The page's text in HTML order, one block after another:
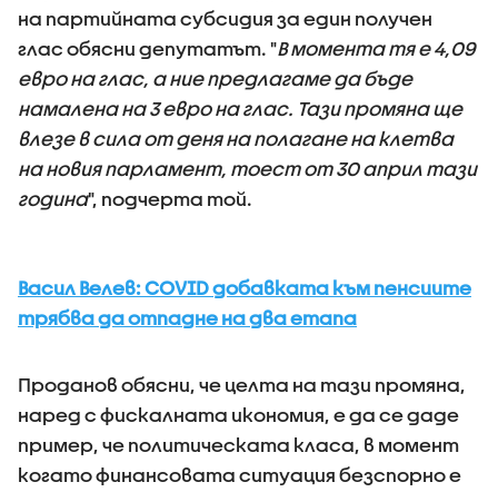
на партийната субсидия за един получен
глас обясни депутатът. "В момента тя е 4,09
евро на глас, а ние предлагаме да бъде
намалена на 3 евро на глас. Тази промяна ще
влезе в сила от деня на полагане на клетва
на новия парламент, тоест от 30 април тази
година", подчерта той.
Васил Велев: COVID добавката към пенсиите
трябва да отпадне на два етапа
Проданов обясни, че целта на тази промяна,
наред с фискалната икономия, е да се даде
пример, че политическата класа, в момент
когато финансовата ситуация безспорно е